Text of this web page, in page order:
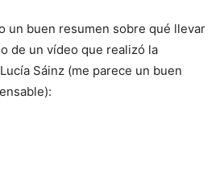
un buen resumen sobre qué llevar
de un vídeo que realizó la
Sáinz (me parece un buen